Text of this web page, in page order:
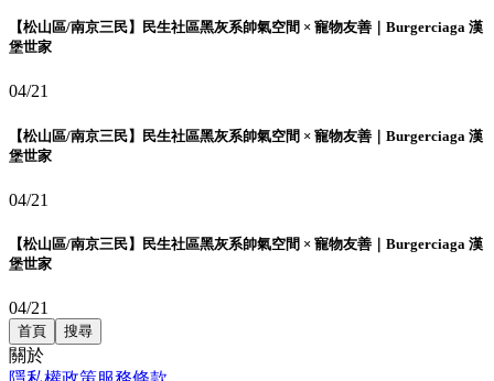
【松山區/南京三民】民生社區黑灰系帥氣空間 × 寵物友善｜Burgerciaga 漢
堡世家
04/21
【松山區/南京三民】民生社區黑灰系帥氣空間 × 寵物友善｜Burgerciaga 漢
堡世家
04/21
【松山區/南京三民】民生社區黑灰系帥氣空間 × 寵物友善｜Burgerciaga 漢
堡世家
04/21
首頁 搜尋
關於